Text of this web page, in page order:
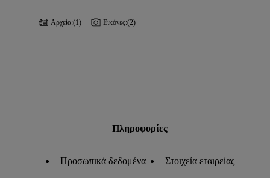
Αρχεία:(1) Εικόνες:(2)
Πληροφορίες
Προσωπικά δεδομένα Στοιχεία εταιρείας